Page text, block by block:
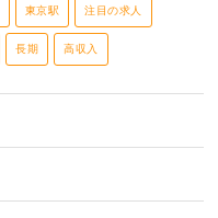
東京駅 注目の求人
長期 高収入